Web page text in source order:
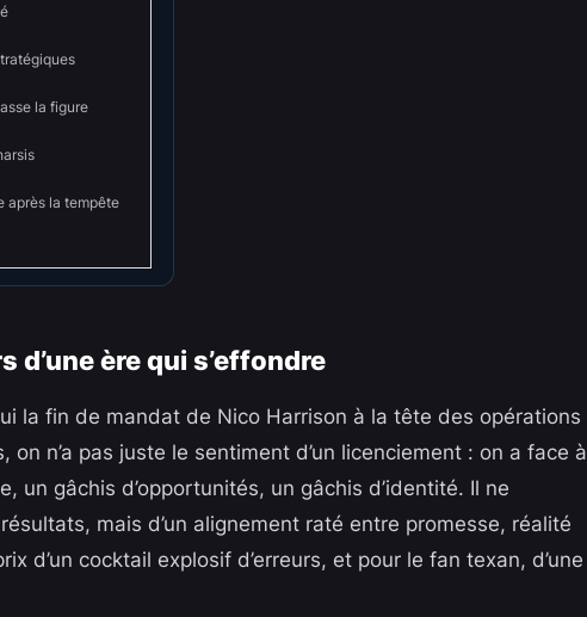
la figure
après la tempête
d’une ère qui s’effondre
la fin de mandat de Nico Harrison à la tête des opérations
on n’a pas juste le sentiment d’un licenciement : on a face à
un gâchis d’opportunités, un gâchis d’identité. Il ne
mais d’un alignement raté entre promesse, réalité
d’un cocktail explosif d’erreurs, et pour le fan texan, d’une